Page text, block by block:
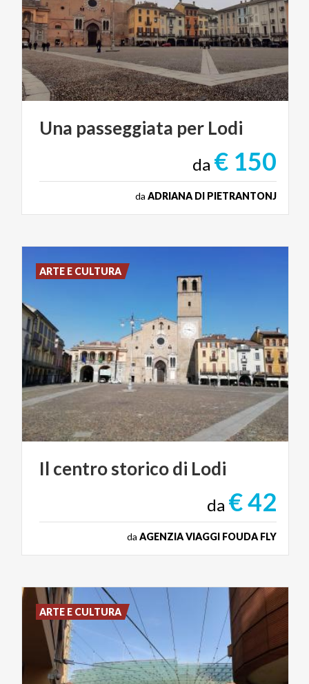
Una passeggiata per Lodi
da € 150
da ADRIANA DI PIETRANTONJ
Il centrostoricodi Lodi
da € 42
da AGENZIA VIAGGI FOUDA FLY
ARTE E CULTURA
ARTE E CULTURA